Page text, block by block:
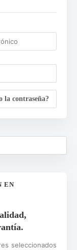
la contraseña?
EN
seleccionados